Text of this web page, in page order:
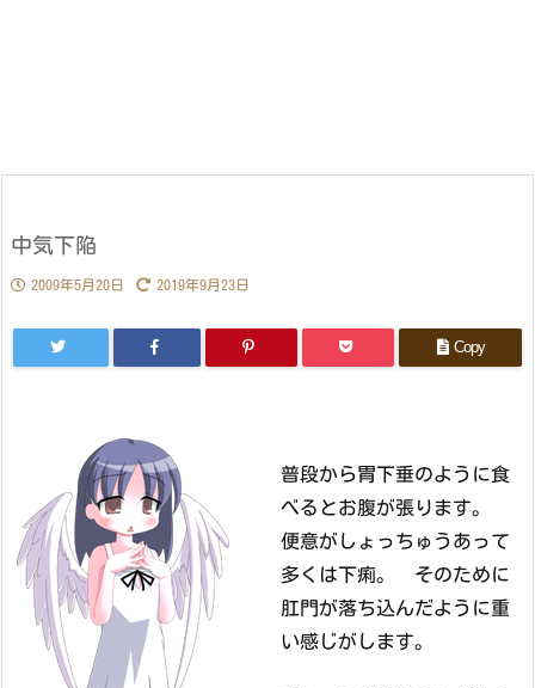
中気下陥
2009年5月20日 2019年9月23日
Copy
普段から胃下垂のように食
べるとお腹が張ります。
便意がしょっちゅうあって
多くは下痢。 そのために
肛門が落ち込んだように重
い感じがします。